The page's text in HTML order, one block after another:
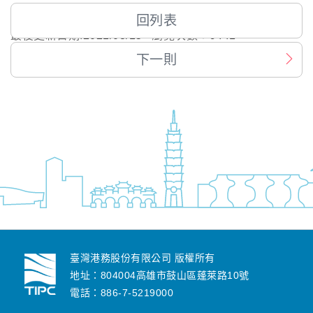
回列表
下一則
最後更新日期:2021/03/15瀏覽次數：9441
臺灣港務股份有限公司 版權所有
地址：804004高雄市鼓山區蓬萊路10號
電話：886-7-5219000